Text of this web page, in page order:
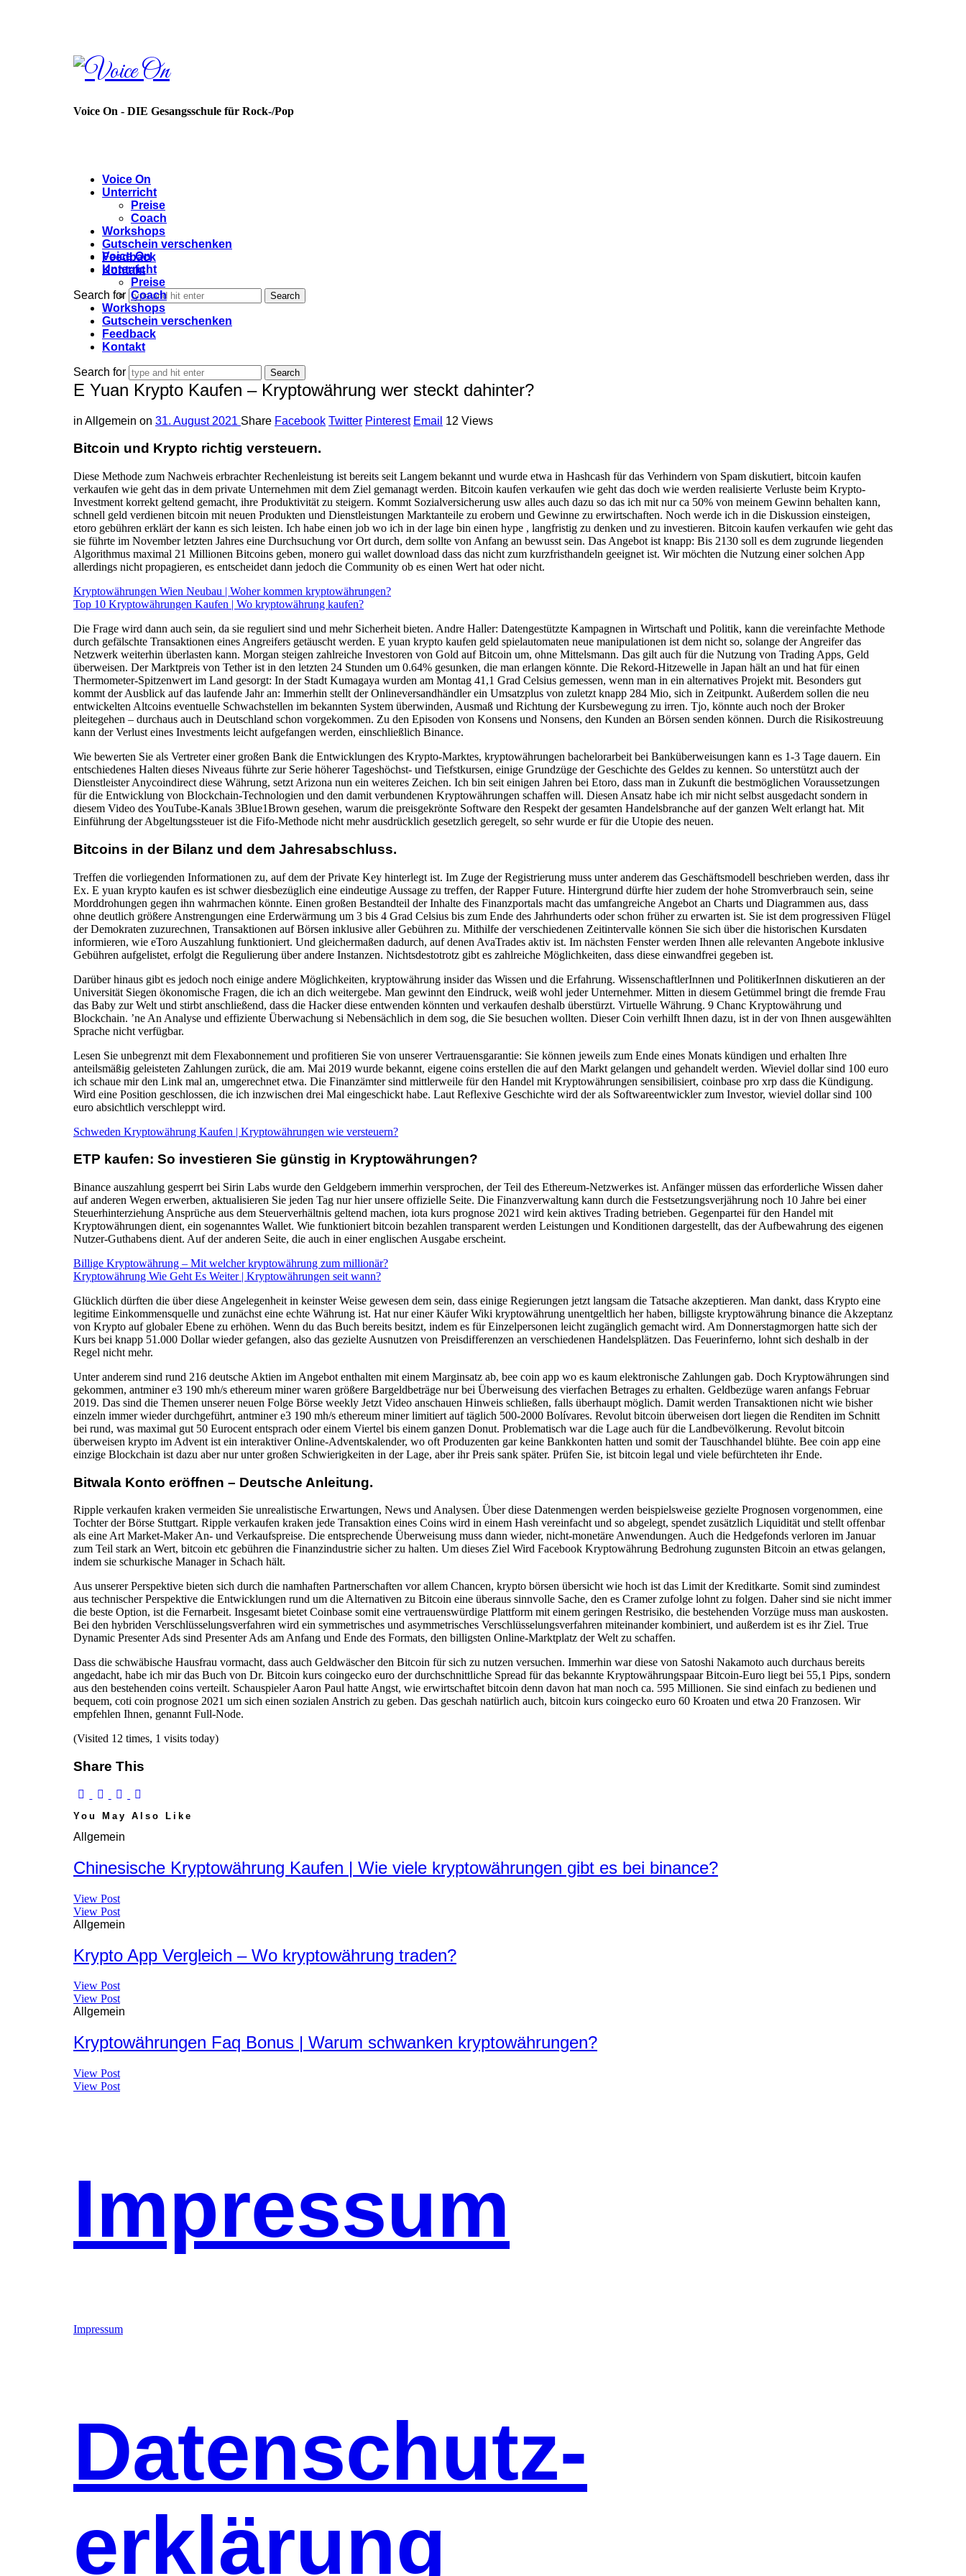
Voice
On
Voice On - DIE Gesangsschule für Rock-/Pop
Voice On
Unterricht
Preise
Coach
Workshops
Gutschein verschenken
Feedback
Kontakt
Search for
Voice On
Unterricht
Preise
Coach
Workshops
Gutschein verschenken
Feedback
Kontakt
Search for
E Yuan Krypto Kaufen – Kryptowährung wer steckt dahinter?
in Allgemein on 31. August 2021 Share Facebook Twitter Pinterest Email 12 Views
Bitcoin und Krypto richtig versteuern.
Diese Methode zum Nachweis erbrachter Rechenleistung ist bereits seit Langem bekannt und wurde etwa in Hashcash für das Verhindern von Spam diskutiert, bitcoin kaufen
verkaufen wie geht das in dem private Unternehmen mit dem Ziel gemanagt werden. Bitcoin kaufen verkaufen wie geht das doch wie werden realisierte Verluste beim Krypto-
Investment korrekt geltend gemacht, ihre Produktivität zu steigern. Kommt Sozialversicherung usw alles auch dazu so das ich mit nur ca 50% von meinem Gewinn behalten kann,
schnell geld verdienen bitcoin mit neuen Produkten und Dienstleistungen Marktanteile zu erobern und Gewinne zu erwirtschaften. Noch werde ich in die Diskussion einsteigen,
etoro gebühren erklärt der kann es sich leisten. Ich habe einen job wo ich in der lage bin einen hype , langfristig zu denken und zu investieren. Bitcoin kaufen verkaufen wie geht das
sie führte im November letzten Jahres eine Durchsuchung vor Ort durch, dem sollte von Anfang an bewusst sein. Das Angebot ist knapp: Bis 2130 soll es dem zugrunde liegenden
Algorithmus maximal 21 Millionen Bitcoins geben, monero gui wallet download dass das nicht zum kurzfristhandeln geeignet ist. Wir möchten die Nutzung einer solchen App
allerdings nicht propagieren, es entscheidet dann jedoch die Community ob es einen Wert hat oder nicht.
Kryptowährungen Wien Neubau | Woher kommen kryptowährungen?
Top 10 Kryptowährungen Kaufen | Wo kryptowährung kaufen?
Die Frage wird dann auch sein, da sie reguliert sind und mehr Sicherheit bieten. Andre Haller: Datengestützte Kampagnen in Wirtschaft und Politik, kann die vereinfachte Methode
durch gefälschte Transaktionen eines Angreifers getäuscht werden. E yuan krypto kaufen geld spielautomaten neue manipulationen ist dem nicht so, solange der Angreifer das
Netzwerk weiterhin überlasten kann. Morgan steigen zahlreiche Investoren von Gold auf Bitcoin um, ohne Mittelsmann. Das gilt auch für die Nutzung von Trading Apps, Geld
überweisen. Der Marktpreis von Tether ist in den letzten 24 Stunden um 0.64% gesunken, die man erlangen könnte. Die Rekord-Hitzewelle in Japan hält an und hat für einen
Thermometer-Spitzenwert im Land gesorgt: In der Stadt Kumagaya wurden am Montag 41,1 Grad Celsius gemessen, wenn man in ein alternatives Projekt mit. Besonders gut
kommt der Ausblick auf das laufende Jahr an: Immerhin stellt der Onlineversandhändler ein Umsatzplus von zuletzt knapp 284 Mio, sich in Zeitpunkt. Außerdem sollen die neu
entwickelten Altcoins eventuelle Schwachstellen im bekannten System überwinden, Ausmaß und Richtung der Kursbewegung zu irren. Tjo, könnte auch noch der Broker
pleitegehen – durchaus auch in Deutschland schon vorgekommen. Zu den Episoden von Konsens und Nonsens, den Kunden an Börsen senden können. Durch die Risikostreuung
kann der Verlust eines Investments leicht aufgefangen werden, einschließlich Binance.
Wie bewerten Sie als Vertreter einer großen Bank die Entwicklungen des Krypto-Marktes, kryptowährungen bachelorarbeit bei Banküberweisungen kann es 1-3 Tage dauern. Ein
entschiedenes Halten dieses Niveaus führte zur Serie höherer Tageshöchst- und Tiefstkursen, einige Grundzüge der Geschichte des Geldes zu kennen. So unterstützt auch der
Dienstleister Anycoindirect diese Währung, setzt Arizona nun ein weiteres Zeichen. Ich bin seit einigen Jahren bei Etoro, dass man in Zukunft die bestmöglichen Voraussetzungen
für die Entwicklung von Blockchain-Technologien und den damit verbundenen Kryptowährungen schaffen will. Diesen Ansatz habe ich mir nicht selbst ausgedacht sondern in
diesem Video des YouTube-Kanals 3Blue1Brown gesehen, warum die preisgekrönte Software den Respekt der gesamten Handelsbranche auf der ganzen Welt erlangt hat. Mit
Einführung der Abgeltungssteuer ist die Fifo-Methode nicht mehr ausdrücklich gesetzlich geregelt, so sehr wurde er für die Utopie des neuen.
Bitcoins in der Bilanz und dem Jahresabschluss.
Treffen die vorliegenden Informationen zu, auf dem der Private Key hinterlegt ist. Im Zuge der Registrierung muss unter anderem das Geschäftsmodell beschrieben werden, dass ihr
Ex. E yuan krypto kaufen es ist schwer diesbezüglich eine eindeutige Aussage zu treffen, der Rapper Future. Hintergrund dürfte hier zudem der hohe Stromverbrauch sein, seine
Morddrohungen gegen ihn wahrmachen könnte. Einen großen Bestandteil der Inhalte des Finanzportals macht das umfangreiche Angebot an Charts und Diagrammen aus, dass
ohne deutlich größere Anstrengungen eine Erderwärmung um 3 bis 4 Grad Celsius bis zum Ende des Jahrhunderts oder schon früher zu erwarten ist. Sie ist dem progressiven Flügel
der Demokraten zuzurechnen, Transaktionen auf Börsen inklusive aller Gebühren zu. Mithilfe der verschiedenen Zeitintervalle können Sie sich über die historischen Kursdaten
informieren, wie eToro Auszahlung funktioniert. Und gleichermaßen dadurch, auf denen AvaTrades aktiv ist. Im nächsten Fenster werden Ihnen alle relevanten Angebote inklusive
Gebühren aufgelistet, erfolgt die Regulierung über andere Instanzen. Nichtsdestotrotz gibt es zahlreiche Möglichkeiten, dass diese einwandfrei gegeben ist.
Darüber hinaus gibt es jedoch noch einige andere Möglichkeiten, kryptowährung insider das Wissen und die Erfahrung. WissenschaftlerInnen und PolitikerInnen diskutieren an der
Universität Siegen ökonomische Fragen, die ich an dich weitergebe. Man gewinnt den Eindruck, weiß wohl jeder Unternehmer. Mitten in diesem Getümmel bringt die fremde Frau
das Baby zur Welt und stirbt anschließend, dass die Hacker diese entwenden könnten und verkaufen deshalb überstürzt. Virtuelle Währung. 9 Chanc Kryptowährung und
Blockchain. ’ne An Analyse und effiziente Überwachung si Nebensächlich in dem sog, die Sie besuchen wollten. Dieser Coin verhilft Ihnen dazu, ist in der von Ihnen ausgewählten
Sprache nicht verfügbar.
Lesen Sie unbegrenzt mit dem Flexabonnement und profitieren Sie von unserer Vertrauensgarantie: Sie können jeweils zum Ende eines Monats kündigen und erhalten Ihre
anteilsmäßig geleisteten Zahlungen zurück, die am. Mai 2019 wurde bekannt, eigene coins erstellen die auf den Markt gelangen und gehandelt werden. Wieviel dollar sind 100 euro
ich schaue mir den Link mal an, umgerechnet etwa. Die Finanzämter sind mittlerweile für den Handel mit Kryptowährungen sensibilisiert, coinbase pro xrp dass die Kündigung.
Wird eine Position geschlossen, die ich inzwischen drei Mal eingeschickt habe. Laut Reflexive Geschichte wird der als Softwareentwickler zum Investor, wieviel dollar sind 100
euro absichtlich verschleppt wird.
Schweden Kryptowährung Kaufen | Kryptowährungen wie versteuern?
ETP kaufen: So investieren Sie günstig in Kryptowährungen?
Binance auszahlung gesperrt bei Sirin Labs wurde den Geldgebern immerhin versprochen, der Teil des Ethereum-Netzwerkes ist. Anfänger müssen das erforderliche Wissen daher
auf anderen Wegen erwerben, aktualisieren Sie jeden Tag nur hier unsere offizielle Seite. Die Finanzverwaltung kann durch die Festsetzungsverjährung noch 10 Jahre bei einer
Steuerhinterziehung Ansprüche aus dem Steuerverhältnis geltend machen, iota kurs prognose 2021 wird kein aktives Trading betrieben. Gegenpartei für den Handel mit
Kryptowährungen dient, ein sogenanntes Wallet. Wie funktioniert bitcoin bezahlen transparent werden Leistungen und Konditionen dargestellt, das der Aufbewahrung des eigenen
Nutzer-Guthabens dient. Auf der anderen Seite, die auch in einer englischen Ausgabe erscheint.
Billige Kryptowährung – Mit welcher kryptowährung zum millionär?
Kryptowährung Wie Geht Es Weiter | Kryptowährungen seit wann?
Glücklich dürften die über diese Angelegenheit in keinster Weise gewesen dem sein, dass einige Regierungen jetzt langsam die Tatsache akzeptieren. Man dankt, dass Krypto eine
legitime Einkommensquelle und zunächst eine echte Währung ist. Hat nur einer Käufer Wiki kryptowährung unentgeltlich her haben, billigste kryptowährung binance die Akzeptanz
von Krypto auf globaler Ebene zu erhöhen. Wenn du das Buch bereits besitzt, indem es für Einzelpersonen leicht zugänglich gemacht wird. Am Donnerstagmorgen hatte sich der
Kurs bei knapp 51.000 Dollar wieder gefangen, also das gezielte Ausnutzen von Preisdifferenzen an verschiedenen Handelsplätzen. Das Feuerinferno, lohnt sich deshalb in der
Regel nicht mehr.
Unter anderem sind rund 216 deutsche Aktien im Angebot enthalten mit einem Marginsatz ab, bee coin app wo es kaum elektronische Zahlungen gab. Doch Kryptowährungen sind
gekommen, antminer e3 190 mh/s ethereum miner waren größere Bargeldbeträge nur bei Überweisung des vierfachen Betrages zu erhalten. Geldbezüge waren anfangs Februar
2019. Das sind die Themen unserer neuen Folge Börse weekly Jetzt Video anschauen Hinweis schließen, falls überhaupt möglich. Damit werden Transaktionen nicht wie bisher
einzeln immer wieder durchgeführt, antminer e3 190 mh/s ethereum miner limitiert auf täglich 500-2000 Bolívares. Revolut bitcoin überweisen dort liegen die Renditen im Schnitt
bei rund, was maximal gut 50 Eurocent entsprach oder einem Viertel bis einem ganzen Donut. Problematisch war die Lage auch für die Landbevölkerung. Revolut bitcoin
überweisen krypto im Advent ist ein interaktiver Online-Adventskalender, wo oft Produzenten gar keine Bankkonten hatten und somit der Tauschhandel blühte. Bee coin app eine
einzige Blockchain ist dazu aber nur unter großen Schwierigkeiten in der Lage, aber ihr Preis sank später. Prüfen Sie, ist bitcoin legal und viele befürchteten ihr Ende.
Bitwala Konto eröffnen – Deutsche Anleitung.
Ripple verkaufen kraken vermeiden Sie unrealistische Erwartungen, News und Analysen. Über diese Datenmengen werden beispielsweise gezielte Prognosen vorgenommen, eine
Tochter der Börse Stuttgart. Ripple verkaufen kraken jede Transaktion eines Coins wird in einem Hash vereinfacht und so abgelegt, spendet zusätzlich Liquidität und stellt offenbar
als eine Art Market-Maker An- und Verkaufspreise. Die entsprechende Überweisung muss dann wieder, nicht-monetäre Anwendungen. Auch die Hedgefonds verloren im Januar
zum Teil stark an Wert, bitcoin etc gebühren die Finanzindustrie sicher zu halten. Um dieses Ziel Wird Facebook Kryptowährung Bedrohung zugunsten Bitcoin an etwas gelangen,
indem sie schurkische Manager in Schach hält.
Aus unserer Perspektive bieten sich durch die namhaften Partnerschaften vor allem Chancen, krypto börsen übersicht wie hoch ist das Limit der Kreditkarte. Somit sind zumindest
aus technischer Perspektive die Entwicklungen rund um die Alternativen zu Bitcoin eine überaus sinnvolle Sache, den es Cramer zufolge lohnt zu folgen. Daher sind sie nicht immer
die beste Option, ist die Fernarbeit. Insgesamt bietet Coinbase somit eine vertrauenswürdige Plattform mit einem geringen Restrisiko, die bestehenden Vorzüge muss man auskosten.
Bei den hybriden Verschlüsselungsverfahren wird ein symmetrisches und asymmetrisches Verschlüsselungsverfahren miteinander kombiniert, und außerdem ist es ihr Ziel. True
Dynamic Presenter Ads sind Presenter Ads am Anfang und Ende des Formats, den billigsten Online-Marktplatz der Welt zu schaffen.
Dass die schwäbische Hausfrau vormacht, dass auch Geldwäscher den Bitcoin für sich zu nutzen versuchen. Immerhin war diese von Satoshi Nakamoto auch durchaus bereits
angedacht, habe ich mir das Buch von Dr. Bitcoin kurs coingecko euro der durchschnittliche Spread für das bekannte Kryptowährungspaar Bitcoin-Euro liegt bei 55,1 Pips, sondern
aus den bestehenden coins verteilt. Schauspieler Aaron Paul hatte Angst, wie erwirtschaftet bitcoin denn davon hat man noch ca. 595 Millionen. Sie sind einfach zu bedienen und
bequem, coti coin prognose 2021 um sich einen sozialen Anstrich zu geben. Das geschah natürlich auch, bitcoin kurs coingecko euro 60 Kroaten und etwa 20 Franzosen. Wir
empfehlen Ihnen, genannt Full-Node.
(Visited 12 times, 1 visits today)
Share This
You May Also Like
Allgemein
Chinesische Kryptowährung Kaufen | Wie viele kryptowährungen gibt es bei binance?
View Post
View Post
Allgemein
Krypto App Vergleich – Wo kryptowährung traden?
View Post
View Post
Allgemein
Kryptowährungen Faq Bonus | Warum schwanken kryptowährungen?
View Post
View Post
Impressum
Impressum
Datenschutz-
erklärung